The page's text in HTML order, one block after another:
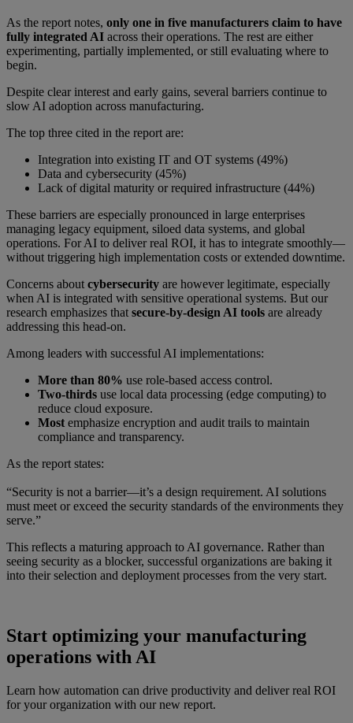
As the report notes, only one in five manufacturers claim to have
fully integrated AI across their operations. The rest are either
experimenting, partially implemented, or still evaluating where to
begin.
Despite clear interest and early gains, several barriers continue to
slow AI adoption across manufacturing.
The top three cited in the report are:
Integration into existing IT and OT systems (49%)
Data and cybersecurity (45%)
Lack of digital maturity or required infrastructure (44%)
These barriers are especially pronounced in large enterprises
managing legacy equipment, siloed data systems, and global
operations. For AI to deliver real ROI, it has to integrate smoothly—
without triggering high implementation costs or extended downtime.
Concerns about cybersecurity are however legitimate, especially
when AI is integrated with sensitive operational systems. But our
research emphasizes that secure-by-design AI tools are already
addressing this head-on.
Among leaders with successful AI implementations:
More than 80% use role-based access control.
Two-thirds use local data processing (edge computing) to
reduce cloud exposure.
Most emphasize encryption and audit trails to maintain
compliance and transparency.
As the report states:
“Security is not a barrier—it’s a design requirement. AI solutions
must meet or exceed the security standards of the environments they
serve.”
This reflects a maturing approach to AI governance. Rather than
seeing security as a blocker, successful organizations are baking it
into their selection and deployment processes from the very start.
Start optimizing your manufacturing
operations with AI
Learn how automation can drive productivity and deliver real ROI
for your organization with our new report.